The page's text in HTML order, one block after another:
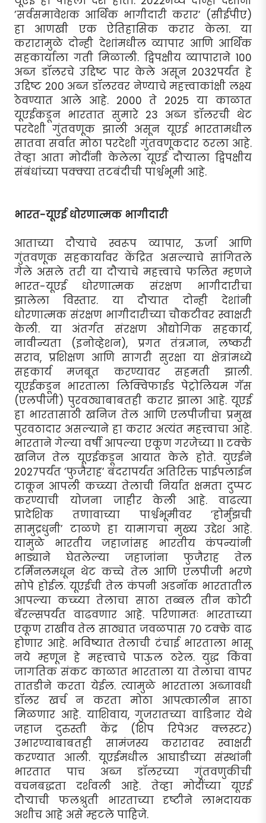
’सर्वसमावेशक आर्थिक भागीदारी करार’ (सीईपीए)
हा आणखी एक ऐतिहासिक करार केला. या
करारामुळे दोन्ही देशांमधील व्यापार आणि आर्थिक
सहकार्याला गती मिळाली. द्विपक्षीय व्यापाराने 100
अब्ज डॉलरचे उद्दिष्ट पार केले असून 2032पर्यंत हे
उद्दिष्ट 200 अब्ज डॉलरवर नेण्याचे महत्त्वाकांक्षी लक्ष्य
ठेवण्यात आले आहे. 2000 ते 2025 या काळात
यूएईकडून भारतात सुमारे 23 अब्ज डॉलरची थेट
परदेशी गुंतवणूक झाली असून यूएई भारतामधील
सातवा सर्वात मोठा परदेशी गुंतवणूकदार ठरला आहे.
तेव्हा आता मोदींनी केलेला यूएई दौर्‍याला द्विपक्षीय
संबंधांच्या पक्क्या तटबंदीची पार्श्वभूमी आहे.
भारत-यूएई धोरणात्मक भागीदारी
आताच्या दौर्‍याचे स्वरूप व्यापार, ऊर्जा आणि
गुंतवणूक सहकार्यावर केंद्रित असल्याचे सांगितले
गेले असले तरी या दौर्‍याचे महत्त्वाचे फलित म्हणजे
भारत-यूएई धोरणात्मक संरक्षण भागीदारीचा
झालेला विस्तार. या दौर्‍यात दोन्ही देशांनी
धोरणात्मक संरक्षण भागीदारीच्या चौकटीवर स्वाक्षरी
केली. या अंतर्गत संरक्षण औद्योगिक सहकार्य,
नावीन्यता (इनोव्हेशन), प्रगत तंत्रज्ञान, लष्करी
सराव, प्रशिक्षण आणि सागरी सुरक्षा या क्षेत्रांमध्ये
सहकार्य मजबूत करण्यावर सहमती झाली.
यूएईकडून भारताला लिक्विफाईड पेट्रोलियम गॅस
(एलपीजी) पुरवठ्याबाबतही करार झाला आहे. यूएई
हा भारतासाठी खनिज तेल आणि एलपीजीचा प्रमुख
पुरवठादार असल्याने हा करार अत्यंत महत्त्वाचा आहे.
भारताने गेल्या वर्षी आपल्या एकूण गरजेच्या 11 टक्के
खनिज तेल यूएईकडून आयात केले होते. युएईने
2027पर्यंत ’फुजैराह’ बंदरापर्यंत अतिरिक्त पाईपलाईन
टाकून आपली कच्च्या तेलाची निर्यात क्षमता दुप्पट
करण्याची योजना जाहीर केली आहे. वाढत्या
प्रादेशिक तणावाच्या पार्श्वभूमीवर ’होर्मुझची
सामुद्रधुनी’ टाळणे हा यामागचा मुख्य उद्देश आहे.
यामुळे भारतीय जहाजांसह भारतीय कंपन्यांनी
भाड्याने घेतलेल्या जहाजांना फुजैराह तेल
टर्मिनलमधून थेट कच्चे तेल आणि एलपीजी भरणे
सोपे होईल. यूएईची तेल कंपनी अडनॉक भारतातील
आपल्या कच्च्या तेलाचा साठा तब्बल तीन कोटी
बॅरल्सपर्यंत वाढवणार आहे. परिणामतः भारताच्या
एकूण राखीव तेल साठ्यात जवळपास 70 टक्के वाढ
होणार आहे. भविष्यात तेलाची टंचाई भारताला भासू
नये म्हणून हे महत्त्वाचे पाऊल ठरेल. युद्ध किंवा
जागतिक संकट काळात भारताला या तेलाचा वापर
तातडीने करता येईल. त्यामुळे भारताला अब्जावधी
डॉलर खर्च न करता मोठा आपत्कालीन साठा
मिळणार आहे. याशिवाय, गुजरातच्या वाडिनार येथे
जहाज दुरुस्ती केंद्र (शिप रिपेअर क्लस्टर)
उभारण्याबाबतही सामंजस्य करारावर स्वाक्षरी
करण्यात आली. यूएईमधील आघाडीच्या संस्थांनी
भारतात पाच अब्ज डॉलरच्या गुंतवणुकीची
वचनबद्धता दर्शवली आहे. तेव्हा मोदींच्या यूएई
दौर्‍याची फलश्रुती भारताच्या दृष्टीने लाभदायक
अशीच आहे असे म्हटले पाहिजे.